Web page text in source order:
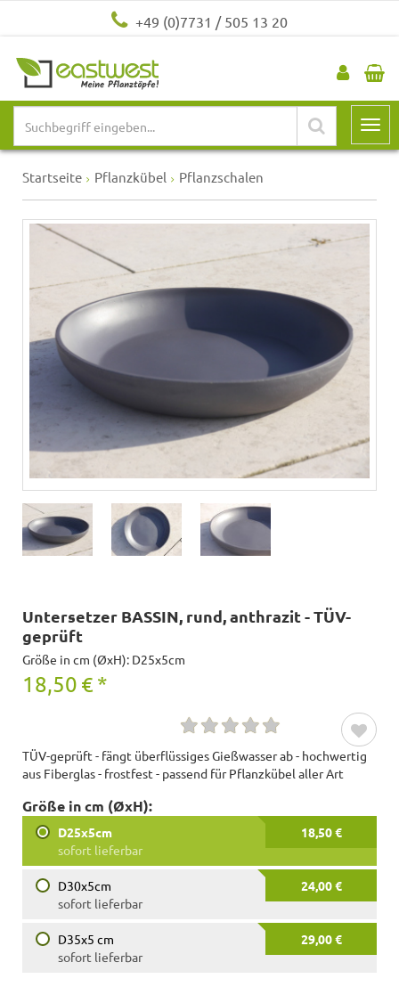
+49 (0)7731 / 505 13 20
Startseite Pflanzkübel Pflanzschalen
Untersetzer BASSIN, rund, anthrazit - TÜV-
geprüft
Größe in cm (ØxH): D25x5cm
18,50 € *
TÜV-geprüft - fängt überflüssiges Gießwasser ab - hochwertig
aus Fiberglas - frostfest - passend für Pflanzkübel aller Art
Größe in cm (ØxH):
D25x5cm
18,50 €
sofort lieferbar
D30x5cm
24,00 €
sofort lieferbar
D35x5 cm
29,00 €
sofort lieferbar